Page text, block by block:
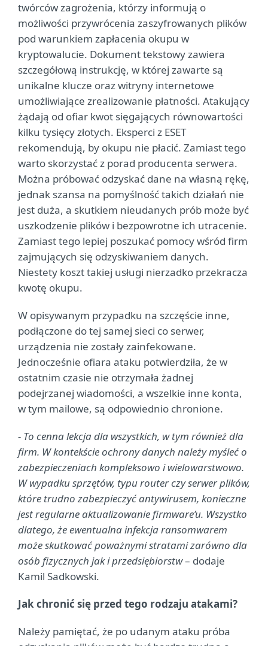
twórców zagrożenia, którzy informują o
możliwości przywrócenia zaszyfrowanych plików
pod warunkiem zapłacenia okupu w
kryptowalucie. Dokument tekstowy zawiera
szczegółową instrukcję, w której zawarte są
unikalne klucze oraz witryny internetowe
umożliwiające zrealizowanie płatności. Atakujący
żądają od ofiar kwot sięgających równowartości
kilku tysięcy złotych. Eksperci z ESET
rekomendują, by okupu nie płacić. Zamiast tego
warto skorzystać z porad producenta serwera.
Można próbować odzyskać dane na własną rękę,
jednak szansa na pomyślność takich działań nie
jest duża, a skutkiem nieudanych prób może być
uszkodzenie plików i bezpowrotne ich utracenie.
Zamiast tego lepiej poszukać pomocy wśród firm
zajmujących się odzyskiwaniem danych.
Niestety koszt takiej usługi nierzadko przekracza
kwotę okupu.
W opisywanym przypadku na szczęście inne,
podłączone do tej samej sieci co serwer,
urządzenia nie zostały zainfekowane.
Jednocześnie ofiara ataku potwierdziła, że w
ostatnim czasie nie otrzymała żadnej
podejrzanej wiadomości, a wszelkie inne konta,
w tym mailowe, są odpowiednio chronione.
- To cenna lekcja dla wszystkich, w tym również dla
firm. W kontekście ochrony danych należy myśleć o
zabezpieczeniach kompleksowo i wielowarstwowo.
W wypadku sprzętów, typu router czy serwer plików,
które trudno zabezpieczyć antywirusem, konieczne
jest regularne aktualizowanie firmware’u. Wszystko
dlatego, że ewentualna infekcja ransomwarem
może skutkować poważnymi stratami zarówno dla
osób fizycznych jak i przedsiębiorstw– dodaje
Kamil Sadkowski.
Jak chronić się przed tego rodzaju atakami?
Należy pamiętać, że po udanym ataku próba